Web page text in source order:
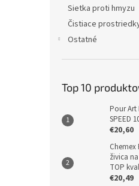
Sietka proti hmyzu
Čistiace
Ostatné
Top 10
Pour Art
SPEED
€20,60
Chemex
živica
TOP
€20,49